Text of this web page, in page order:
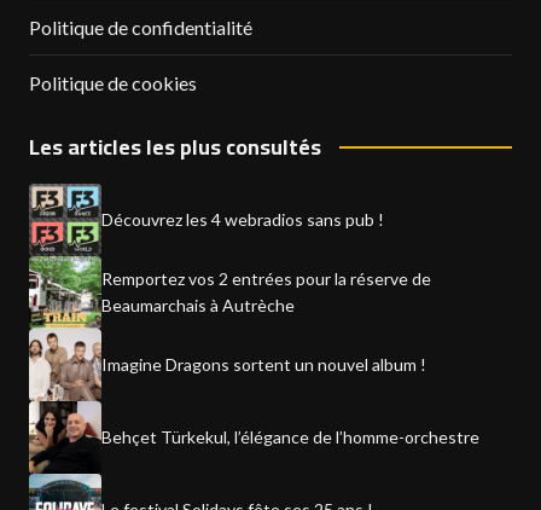
Politique de confidentialité
Politique de cookies
Les articles les plus consultés
Découvrez les 4 webradios sans pub !
Remportez vos 2 entrées pour la réserve de
Beaumarchais à Autrèche
Imagine Dragons sortent un nouvel album !
Behçet Türkekul, l’élégance de l’homme-orchestre